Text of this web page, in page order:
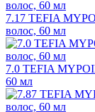
7.17 TEFIA
волос, 60 мл
7.0 TEFIA
60 мл